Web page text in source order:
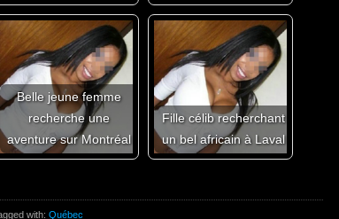
Belle jeune femme
recherche une
aventure sur Montréal
Fille célib recherchant
un bel africain à Laval
with: Québec